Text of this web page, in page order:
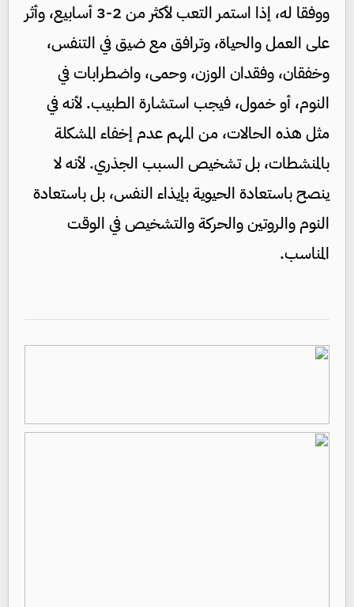
ووفقا له، إذا استمر التعب لأكثر من 2-3 أسابيع، وأثر
على العمل والحياة، وترافق مع ضيق في التنفس،
وخفقان، وفقدان الوزن، وحمى، واضطرابات في
النوم، أو خمول، فيجب استشارة الطبيب. لأنه في
مثل هذه الحالات، من المهم عدم إخفاء المشكلة
بالمنشطات، بل تشخيص السبب الجذري. لأنه لا
ينصح باستعادة الحيوية بإيذاء النفس، بل باستعادة
النوم والروتين والحركة والتشخيص في الوقت
المناسب.